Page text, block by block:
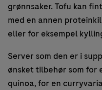
grønnsaker. Tofu kan
med en annen
eller for eksempel
Server som den er i
ønsket tilbehør som for
quinoa, for en